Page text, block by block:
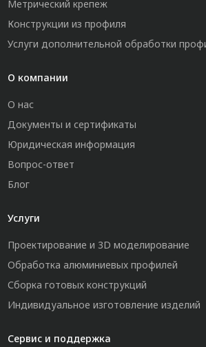
Метрический крепеж
Конструкции из профиля
Услуги дополнительной обработки
О компании
О нас
Документы и сертификаты
Юридическая информация
Вопрос-ответ
Блог
Услуги
Проектирование и 3D моделирование
Обработка алюминиевых профилей
Сборка готовых конструкций
Индивидуальное изготовление изделий
Сервис и поддержка